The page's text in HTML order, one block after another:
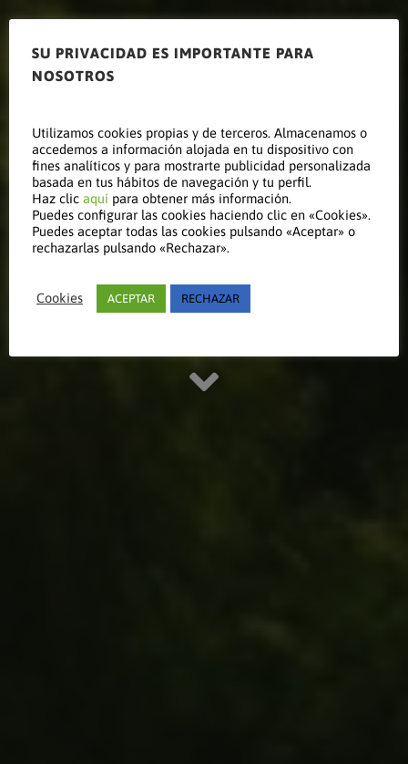
Ziran Pro
Maxima
aptas para clima frío |
SU PRIVACIDAD ES IMPORTANTE PARA
NOSOTROS
Utilizamos cookies propias y de terceros. Almacenamos o
accedemos a información alojada en tu dispositivo con
fines analíticos y para mostrarte publicidad personalizada
basada en tus hábitos de navegación y tu perfil.
Haz clic aquí para obtener más información.
Puedes configurar las cookies haciendo clic en «Cookies».
Puedes aceptar todas las cookies pulsando «Aceptar» o
rechazarlas pulsando «Rechazar».
Cookies ACEPTAR RECHAZAR